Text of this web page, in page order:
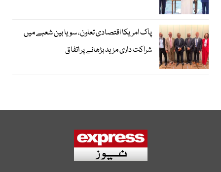
پاک امریکا اقتصادی تعاون، سویا بین شعبے میں
شراکت داری مزید بڑھانے پر اتفاق